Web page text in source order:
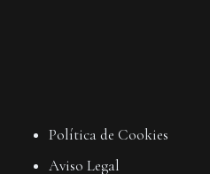
Política de Cookies
Aviso Legal